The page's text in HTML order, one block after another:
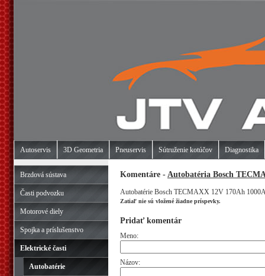
Autoservis 3D Geometria Pneuservis Sútruženie kotúčov Diagnostika
Brzdová sústava
Časti podvozku
Motorové diely
Spojka a príslušenstvo
Elektrické časti
Autobatérie
Komentáre - Autobatéria Bosch
Autobatérie Bosch TECMAXX 12V 170Ah
Zatiaľ nie sú vložené žiadne príspevky.
Pridať komentár
Meno:
Názov: